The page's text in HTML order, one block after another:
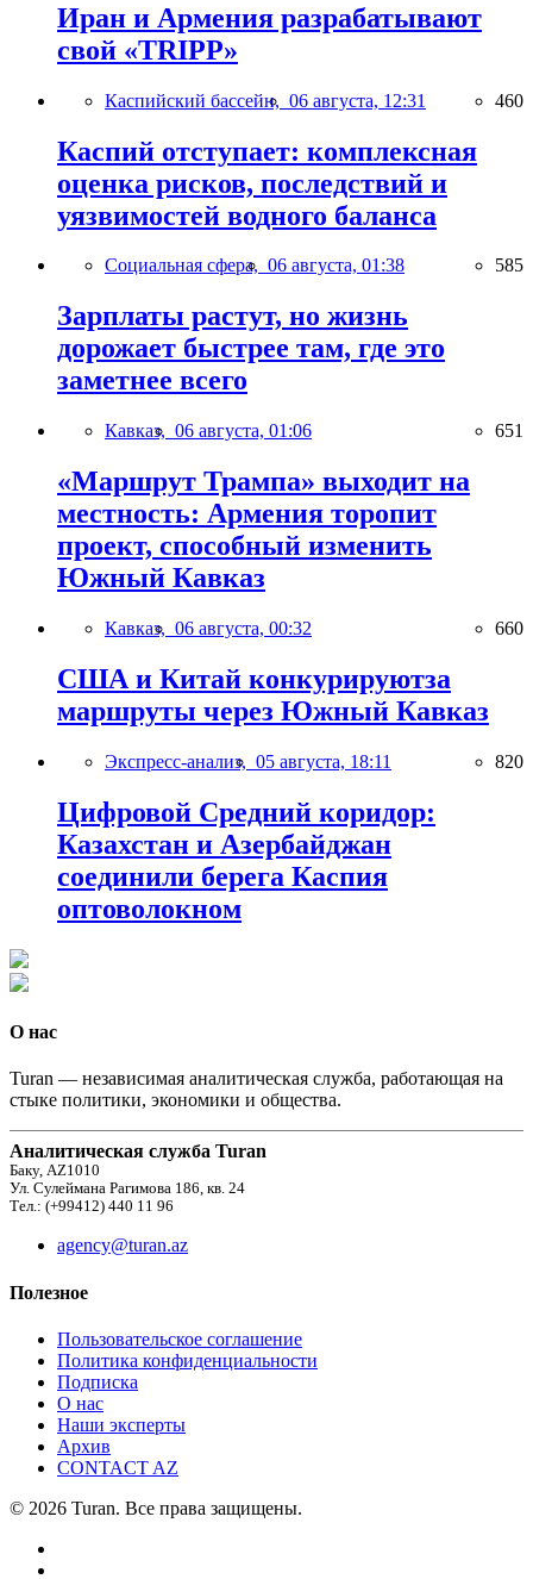
Иран и Армения разрабатывают
свой «TRIPP»
Каспийский бассейн, 06 августа, 12:31 460
Каспий отступает: комплексная
оценка рисков, последствий и
уязвимостей водного баланса
Социальная сфера, 06 августа, 01:38 585
Зарплаты растут, но жизнь
дорожает быстрее там, где это
заметнее всего
Кавказ, 06 августа, 01:06 651
«Маршрут Трампа» выходит на
местность: Армения торопит
проект, способный изменить
Южный Кавказ
Кавказ, 06 августа, 00:32 660
США и Китай конкурируютза
маршруты через Южный Кавказ
Экспресс-анализ, 05 августа, 18:11 820
Цифровой Средний коридор:
Казахстан и Азербайджан
соединили берега Каспия
оптоволокном
О нас
Turan — независимая аналитическая служба, работающая на
стыке политики, экономики и общества.
Аналитическая служба Turan
Баку, AZ1010
Ул. Сулеймана Рагимова 186, кв. 24
Тел.: (+99412) 440 11 96
agency@turan.az
Полезное
Пользовательское соглашение
Политика конфиденциальности
Подписка
О нас
Наши эксперты
Архив
CONTACT AZ
© 2026 Turan. Все права защищены.